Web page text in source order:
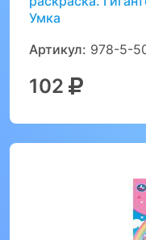
Умка
Артикул: 978-5-
102